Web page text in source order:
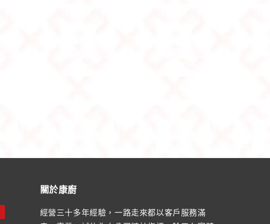
關於康廚
經營三十多年經驗，一路走來都以客戶服務滿